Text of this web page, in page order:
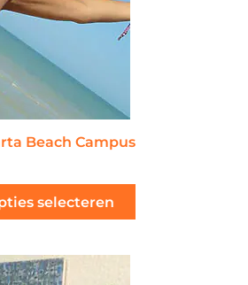
Beach Campus
selecteren
Prijsklasse:
157,00 €